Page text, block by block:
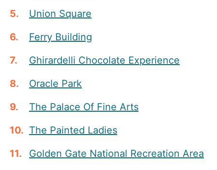
Union Square
Ferry Building
Ghirardelli Chocolate Experience
Oracle Park
The Palace Of Fine Arts
The Painted Ladies
Golden Gate National Recreation Area